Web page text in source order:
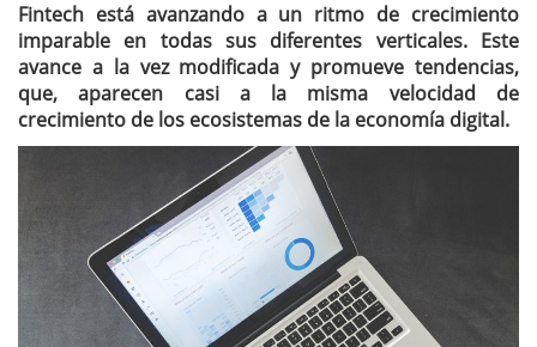
Fintech está avanzando a un ritmo de crecimiento
imparable en todas sus diferentes verticales. Este
avance a la vez modificada y promueve tendencias,
que, aparecen casi a la misma velocidad de
crecimiento de los ecosistemas de la economía digital.